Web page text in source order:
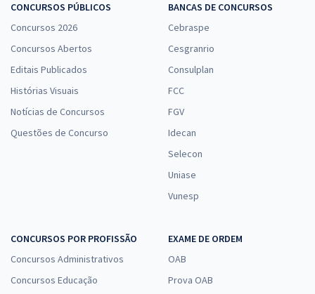
CONCURSOS PÚBLICOS
Concursos 2026
Concursos Abertos
Editais Publicados
Histórias Visuais
Notícias de Concursos
Questões de Concurso
BANCAS DE CONCURSOS
Cebraspe
Cesgranrio
Consulplan
FCC
FGV
Idecan
Selecon
Uniase
Vunesp
CONCURSOS POR PROFISSÃO
Concursos Administrativos
Concursos Educação
EXAME DE ORDEM
OAB
Prova OAB